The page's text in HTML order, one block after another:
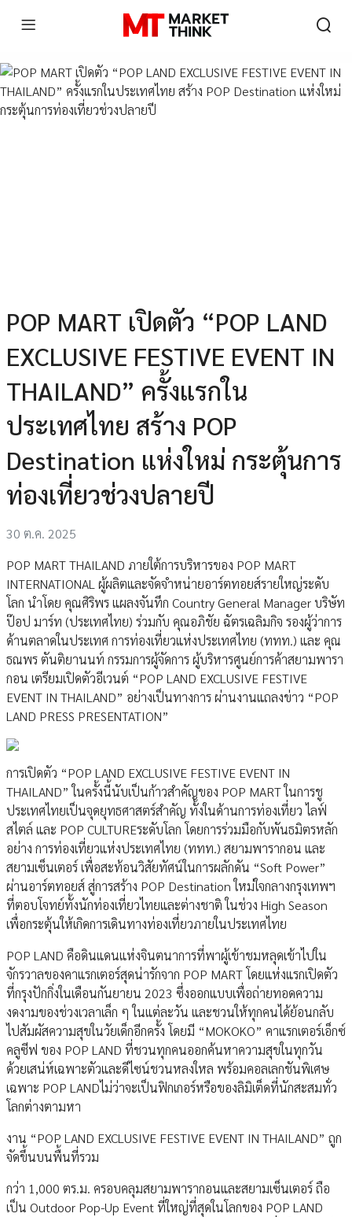
POP MART เปิดตัว “POP LAND
EXCLUSIVE FESTIVE EVENT IN
THAILAND” ครั้งแรกใน
ประเทศไทย สร้าง POP
Destination แห่งใหม่ กระตุ้นการ
ท่องเที่ยวช่วงปลายปี
30 ต.ค. 2025
POP MART THAILAND ภายใต้การบริหารของ POP MART
INTERNATIONAL ผู้ผลิตและจัดจำหน่ายอาร์ตทอยส์รายใหญ่ระดับ
โลก นำโดย คุณศิริพร แผลงจันทึก Country General Manager บริษัท
ป๊อป มาร์ท (ประเทศไทย) ร่วมกับ คุณอภิชัย ฉัตรเฉลิมกิจ รองผู้ว่าการ
ด้านตลาดในประเทศ การท่องเที่ยวแห่งประเทศไทย (ททท.) และ คุณ
ธณพร ตันติยานนท์ กรรมการผู้จัดการ ผู้บริหารศูนย์การค้าสยามพารา
กอน เตรียมเปิดตัวอีเวนต์ “POP LAND EXCLUSIVE FESTIVE
EVENT IN THAILAND” อย่างเป็นทางการ ผ่านงานแถลงข่าว “POP
LAND PRESS PRESENTATION”
การเปิดตัว “POP LAND EXCLUSIVE FESTIVE EVENT IN
THAILAND” ในครั้งนี้นับเป็นก้าวสำคัญของ POP MART ในการชู
ประเทศไทยเป็นจุดยุทธศาสตร์สำคัญ ทั้งในด้านการท่องเที่ยว ไลฟ์
สไตล์ และ POP CULTUREระดับโลก โดยการร่วมมือกับพันธมิตรหลัก
อย่าง การท่องเที่ยวแห่งประเทศไทย (ททท.) สยามพารากอน และ
สยามเซ็นเตอร์ เพื่อสะท้อนวิสัยทัศน์ในการผลักดัน “Soft Power”
ผ่านอาร์ตทอยส์ สู่การสร้าง POP Destination ใหม่ใจกลางกรุงเทพฯ
ที่ตอบโจทย์ทั้งนักท่องเที่ยวไทยและต่างชาติ ในช่วง High Season
เพื่อกระตุ้นให้เกิดการเดินทางท่องเที่ยวภายในประเทศไทย
POP LAND คือดินแดนแห่งจินตนาการที่พาผู้เข้าชมหลุดเข้าไปใน
จักรวาลของคาแรกเตอร์สุดน่ารักจาก POP MART โดยแห่งแรกเปิดตัว
ที่กรุงปักกิ่งในเดือนกันยายน 2023 ซึ่งออกแบบเพื่อถ่ายทอดความ
งดงามของช่วงเวลาเล็ก ๆ ในแต่ละวัน และชวนให้ทุกคนได้ย้อนกลับ
ไปสัมผัสความสุขในวัยเด็กอีกครั้ง โดยมี “MOKOKO” คาแรกเตอร์เอ็กซ์
คลูซีฟ ของ POP LAND ที่ชวนทุกคนออกค้นหาความสุขในทุกวัน
ด้วยเสน่ห์เฉพาะตัวและดีไซน์ชวนหลงใหล พร้อมคอลเลกชันพิเศษ
เฉพาะ POP LANDไม่ว่าจะเป็นฟิกเกอร์หรือของลิมิเต็ดที่นักสะสมทั่ว
โลกต่างตามหา
งาน “POP LAND EXCLUSIVE FESTIVE EVENT IN THAILAND” ถูก
จัดขึ้นบนพื้นที่รวม
กว่า 1,000 ตร.ม. ครอบคลุมสยามพารากอนและสยามเซ็นเตอร์ ถือ
เป็น Outdoor Pop-Up Event ที่ใหญ่ที่สุดในโลกของ POP LAND